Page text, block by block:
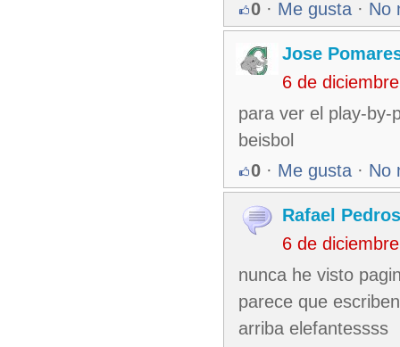
0 · Me gusta · No
Jose
6 de
para ver el play-by-
beisbol
0 · Me gusta · No
Rafael
6 de
nunca he visto
parece que
arriba elefantessss